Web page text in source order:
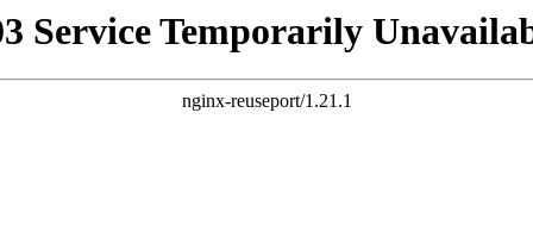
Service Temporarily
nginx-reuseport/1.21.1